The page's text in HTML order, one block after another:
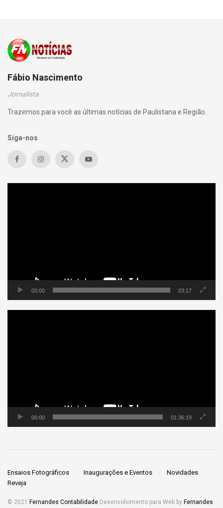
Fábio Nascimento
Jornalista
Trazemos para você as últimas notícias de Paulistana e Região.
Siga-nos
00:00 03:17
00:00 01:36:19
Ensaios Fotográficos Inaugurações e Eventos
Novidades
Reveja
© 2021 Fernandes Contabilidade Desenvolvimento para Web by Fernandes